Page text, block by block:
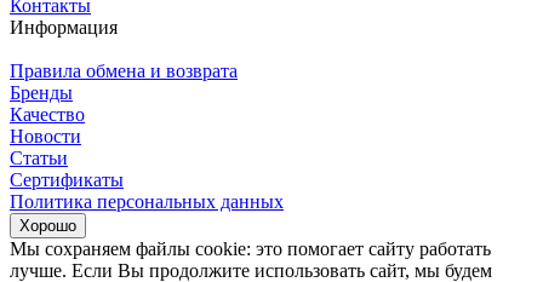
Контакты
Информация
Правила обмена и возврата
Бренды
Качество
Новости
Статьи
Сертификаты
Политика персональных данных
Хорошо
Мы сохраняем файлы cookie: это помогает сайту работать
лучше. Если Вы продолжите использовать сайт, мы будем